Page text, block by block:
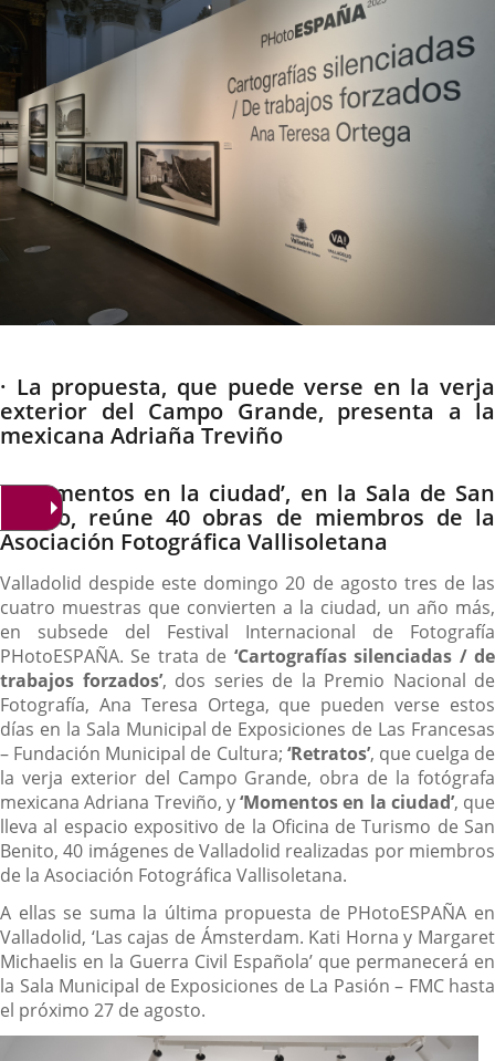
Descripción
· La propuesta, que puede verse en la verja
exterior del Campo Grande, presenta a la
mexicana Adriaña Treviño
· ‘Momentos en la ciudad’, en la Sala de San
Benito, reúne 40 obras de miembros de la
Asociación Fotográfica Vallisoletana
Valladolid despide este domingo 20 de agosto tres de las
cuatro muestras que convierten a la ciudad, un año más,
en subsede del Festival Internacional de Fotografía
PHotoESPAÑA. Se trata de ‘Cartografías silenciadas / de
trabajos forzados’, dos series de la Premio Nacional de
Fotografía, Ana Teresa Ortega, que pueden verse estos
días en la Sala Municipal de Exposiciones de Las Francesas
– Fundación Municipal de Cultura; ‘Retratos’, que cuelga de
la verja exterior del Campo Grande, obra de la fotógrafa
mexicana Adriana Treviño, y‘Momentos en la ciudad’, que
lleva al espacio expositivo de la Oficina de Turismo de San
Benito, 40 imágenes de Valladolid realizadas por miembros
de la Asociación Fotográfica Vallisoletana.
A ellas se suma la última propuesta de PHotoESPAÑA en
Valladolid, ‘Las cajas de Ámsterdam. Kati Horna y Margaret
Michaelis en la Guerra Civil Española’ que permanecerá en
la Sala Municipal de Exposiciones de La Pasión – FMC hasta
el próximo 27 de agosto.